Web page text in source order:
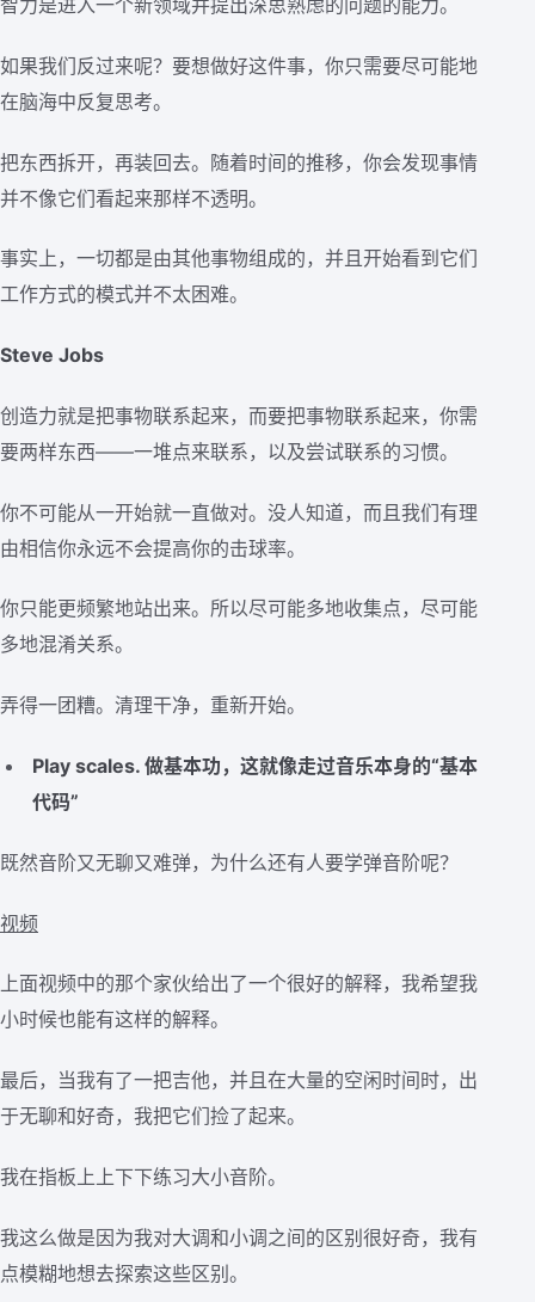
如果我们反过来呢？要想做好这件事，你只需要尽可能地
在脑海中反复思考。
把东西拆开，再装回去。随着时间的推移，你会发现事情
并不像它们看起来那样不透明。
事实上，一切都是由其他事物组成的，并且开始看到它们
工作方式的模式并不太困难。
Steve Jobs
创造力就是把事物联系起来，而要把事物联系起来，你需
要两样东西——一堆点来联系，以及尝试联系的习惯。
你不可能从一开始就一直做对。没人知道，而且我们有理
由相信你永远不会提高你的击球率。
你只能更频繁地站出来。所以尽可能多地收集点，尽可能
多地混淆关系。
弄得一团糟。清理干净，重新开始。
Play scales. 做基本功，这就像走过音乐本身的“基本
代码”
既然音阶又无聊又难弹，为什么还有人要学弹音阶呢？
视频
上面视频中的那个家伙给出了一个很好的解释，我希望我
小时候也能有这样的解释。
最后，当我有了一把吉他，并且在大量的空闲时间时，出
于无聊和好奇，我把它们捡了起来。
我在指板上上下下练习大小音阶。
我这么做是因为我对大调和小调之间的区别很好奇，我有
点模糊地想去探索这些区别。